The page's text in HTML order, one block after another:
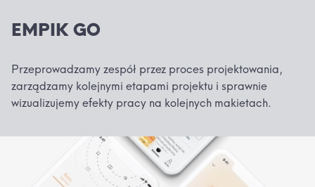
EMPIK GO
Przeprowadzamy zespół przez proces projektowania,
zarządzamy kolejnymi etapami projektu i sprawnie
wizualizujemy efekty pracy na kolejnych makietach.